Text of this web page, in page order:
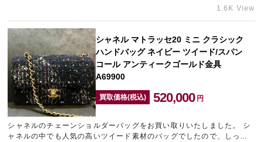
があります。 若干の経年劣化は見受けられましたが、使用感は…1.6K View
シャネル マトラッセ20 ミニ クラシック
ハンドバッグ ネイビー ツイード/スパン
コール アンティークゴールド金具
A69900
買取価格(税込) 520,000 円
シャネルのチェーンショルダーバッグをお買い取りいたしました。 シ
ャネルの中でも人気の高いツイード素材のバッグでしたので、しっか